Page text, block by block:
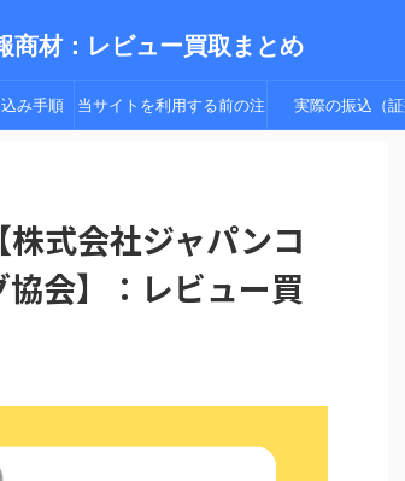
商材：レビュー買取まとめ
み手順 当サイトを利用する前の注 実際の振込（証
式会社ジャパンコ
会】：レビュー買